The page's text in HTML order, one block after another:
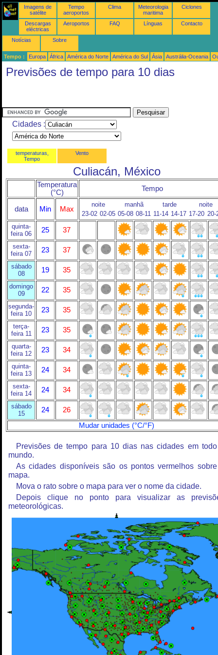
Imagens de
satélite
Tempo
aeroportos
Clima
Meteorologia
maritima
Ciclones
Descargas
eléctricas
Aeroportos FAQ Línguas Contacto
Notícias Sobre
Tempo : Europa África América do Norte América do Sul Ásia Austrália-Oceania
Previsões de tempo para 10 dias
Cidades :
temperaturas,
Tempo
Vento
Culiacán, México
Temperatura
(°C)
Tempo
data Min Max
noite manhã tarde
noite
23-02 02-05 05-08 08-11 11-14 14-17 17-20 20-
quinta-
feira 06
25 37
sexta-
feira 07
23 37
sábado
08
19 35
domingo
09
22 35
segunda-
feira 10
23 35
terça-
feira 11
23 35
quarta-
feira 12
23 34
quinta-
feira 13
24 34
sexta-
feira 14
24 34
sábado
15
24
26
Mudar unidades (°C/°F)
Previsões de tempo para 10 dias nas cidades em
mundo.
As cidades disponíveis são os pontos vermelhos
mapa.
Mova o rato sobre o mapa para ver o nome da cidade.
Depois clique no ponto para visualizar as
meteorológicas.